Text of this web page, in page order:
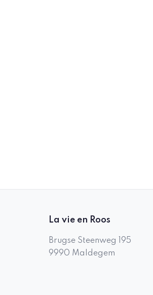
La vie en Roos
Brugse Steenweg 195
9990 Maldegem